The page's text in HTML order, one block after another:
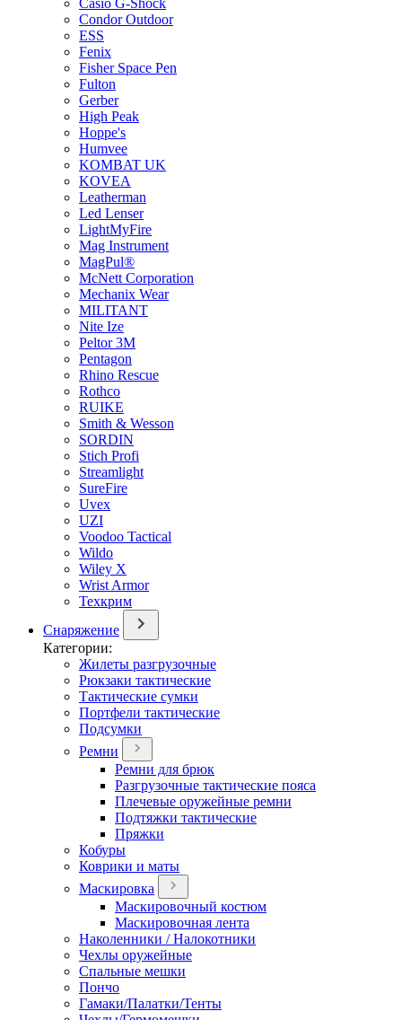
Casio G-Shock
Condor Outdoor
ESS
Fenix
Fisher Space Pen
Fulton
Gerber
High Peak
Hoppe's
Humvee
KOMBAT UK
KOVEA
Leatherman
Led Lenser
LightMyFire
Mag Instrument
MagPul®
McNett Corporation
Mechanix Wear
MILITANT
Nite Ize
Peltor 3M
Pentagon
Rhino Rescue
Rothco
RUIKE
Smith & Wesson
SORDIN
Stich Profi
Streamlight
SureFire
Uvex
UZI
Voodoo Tactical
Wildo
Wiley X
Wrist Armor
Техкрим
Снаряжение
Категории:
Жилеты разгрузочные
Рюкзаки тактические
Тактические сумки
Портфели тактические
Подсумки
Ремни
Ремни для брюк
Разгрузочные тактические пояса
Плечевые оружейные ремни
Подтяжки тактические
Пряжки
Кобуры
Коврики и маты
Маскировка
Маскировочный костюм
Маскировочная лента
Наколенники / Налокотники
Чехлы оружейные
Спальные мешки
Пончо
Гамаки/Палатки/Тенты